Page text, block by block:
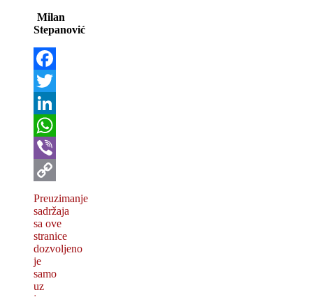
Milan
Stepanović
Facebook
Twitter
LinkedIn
WhatsApp
Viber
Copy
Link
Preuzimanje
sadržaja
sa ove
stranice
dozvolјeno
je
samo
uz